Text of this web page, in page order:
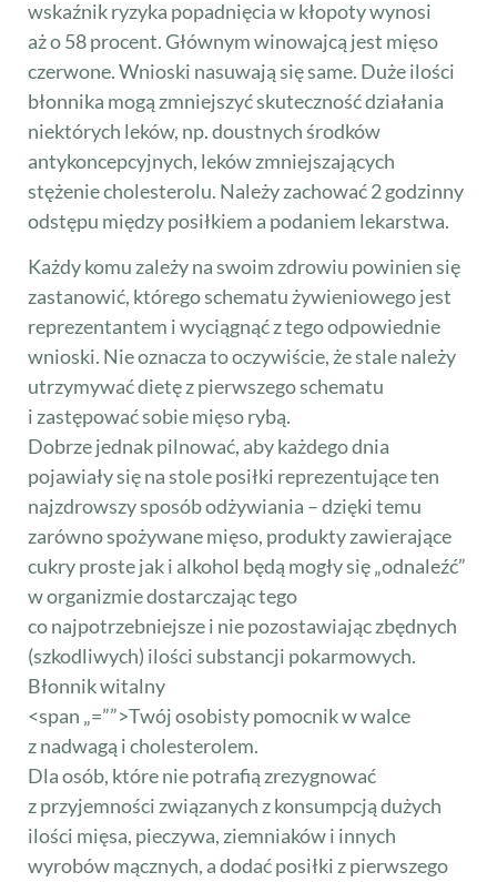
wskaźnik ryzyka popadnięcia w kłopoty wynosi
aż o 58 procent. Głównym winowajcą jest mięso
czerwone. Wnioski nasuwają się same. Duże ilości
błonnika mogą zmniejszyć skuteczność działania
niektórych leków, np. doustnych środków
antykoncepcyjnych, leków zmniejszających
stężenie cholesterolu. Należy zachować 2 godzinny
odstępu między posiłkiem a podaniem lekarstwa.
Każdy komu zależy na swoim zdrowiu powinien się
zastanowić, którego schematu żywieniowego jest
reprezentantem i wyciągnąć z tego odpowiednie
wnioski. Nie oznacza to oczywiście, że stale należy
utrzymywać dietę z pierwszego schematu
i zastępować sobie mięso rybą.
Dobrze jednak pilnować, aby każdego dnia
pojawiały się na stole posiłki reprezentujące ten
najzdrowszy sposób odżywiania – dzięki temu
zarówno spożywane mięso, produkty zawierające
cukry proste jak i alkohol będą mogły się „odnaleźć”
w organizmie dostarczając tego
co najpotrzebniejsze i nie pozostawiając zbędnych
(szkodliwych) ilości substancji pokarmowych.
Błonnik witalny
<span „=””>Twój osobisty pomocnik w walce
z nadwagą i cholesterolem.
Dla osób, które nie potrafią zrezygnować
z przyjemności związanych z konsumpcją dużych
ilości mięsa, pieczywa, ziemniaków i innych
wyrobów mącznych, a dodać posiłki z pierwszego